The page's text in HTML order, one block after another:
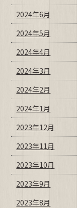
2024年6月
2024年5月
2024年4月
2024年3月
2024年2月
2024年1月
2023年12月
2023年11月
2023年10月
2023年9月
2023年8月